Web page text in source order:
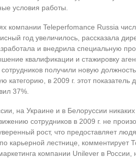
условия работы.
компании Teleperfomance Russia
год увеличилось, рассказала
и внедрила специальную
квалификации и стажировку
получили новую
в 2009 г. этот показатель
37%.
на Украине и в Белоруссии
сотрудников в 2009 г. не
рост, что предоставляет
по карьерной лестнице, комментирует
компании Unilever в России,